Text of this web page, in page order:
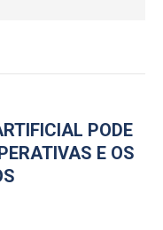
PODE
E OS